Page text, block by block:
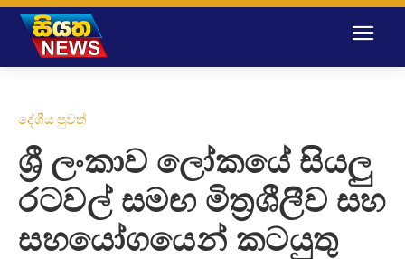
දේශීය පුවත්
ශ්‍රී ලංකාව ලෝකයේ සියලු
රටවල් සමඟ මිත්‍රශීලීව සහ
සහයෝගයෙන් කටයුතු